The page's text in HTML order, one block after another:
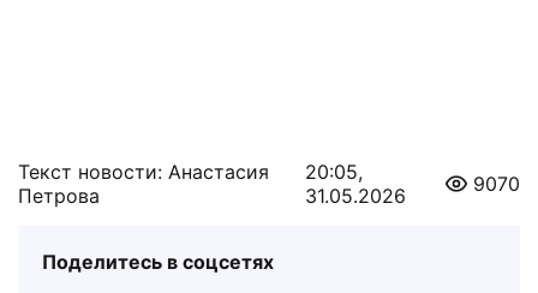
Текст новости: Анастасия
Петрова
20:05,
31.05.2026
9070
Поделитесь в соцсетях